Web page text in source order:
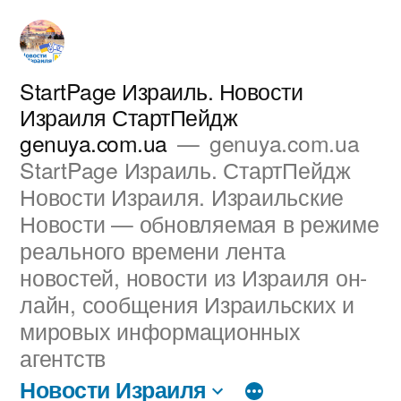
Перейти
содержимому
StartPage Израиль. Новости
Израиля СтартПейдж
genuya.com.ua
genuya.com.ua
StartPage Израиль. СтартПейдж
Новости Израиля. Израильские
Новости — обновляемая в режиме
реального времени лента
новостей, новости из Израиля он-
лайн, сообщения Израильских и
мировых информационных
агентств
Новости Израиля